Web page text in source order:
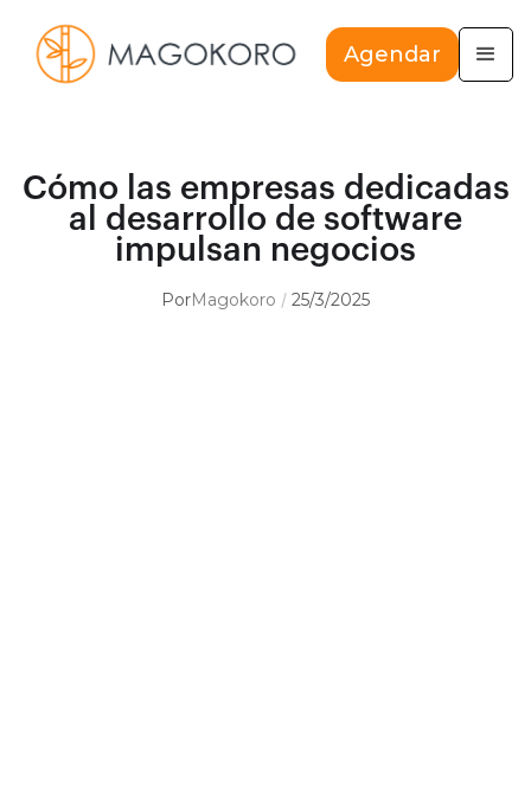
Agendar
Cómo las empresas dedicadas
al desarrollo de software
impulsan negocios
PorMagokoro 25/3/2025